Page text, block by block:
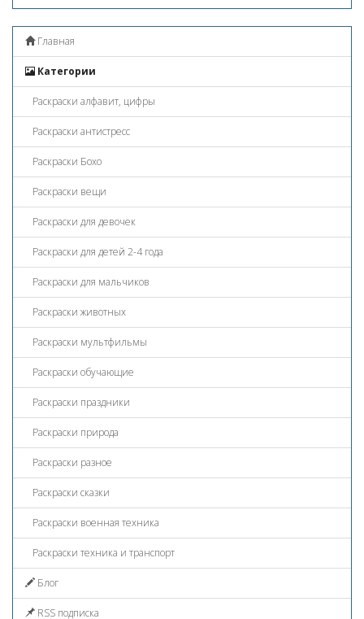
Главная
Категории
Раскраски алфавит, цифры
Раскраски антистресс
Раскраски Бохо
Раскраски вещи
Раскраски для девочек
Раскраски для детей 2-4 года
Раскраски для мальчиков
Раскраски животных
Раскраски мультфильмы
Раскраски обучающие
Раскраски праздники
Раскраски природа
Раскраски разное
Раскраски сказки
Раскраски военная техника
Раскраски техника и транспорт
Блог
RSS подписка